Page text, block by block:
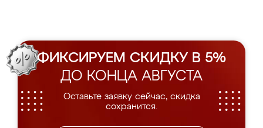
ФИКСИРУЕМ СКИДКУ В 5%
ДО КОНЦА АВГУСТА
Оставьте заявку сейчас, скидка
сохранится.